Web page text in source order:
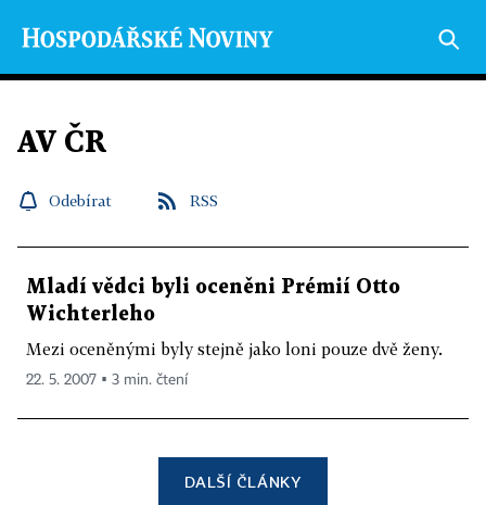
AV ČR
Odebírat RSS
Mladí vědci byli oceněni Prémií Otto
Wichterleho
Mezi oceněnými byly stejně jako loni pouze dvě ženy.
22. 5. 2007 ▪ 3 min. čtení
DALŠÍ ČLÁNKY